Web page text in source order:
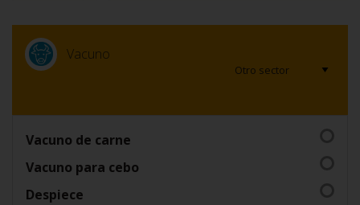
Vacuno
Vacuno de carne
Vacuno para cebo
Despiece